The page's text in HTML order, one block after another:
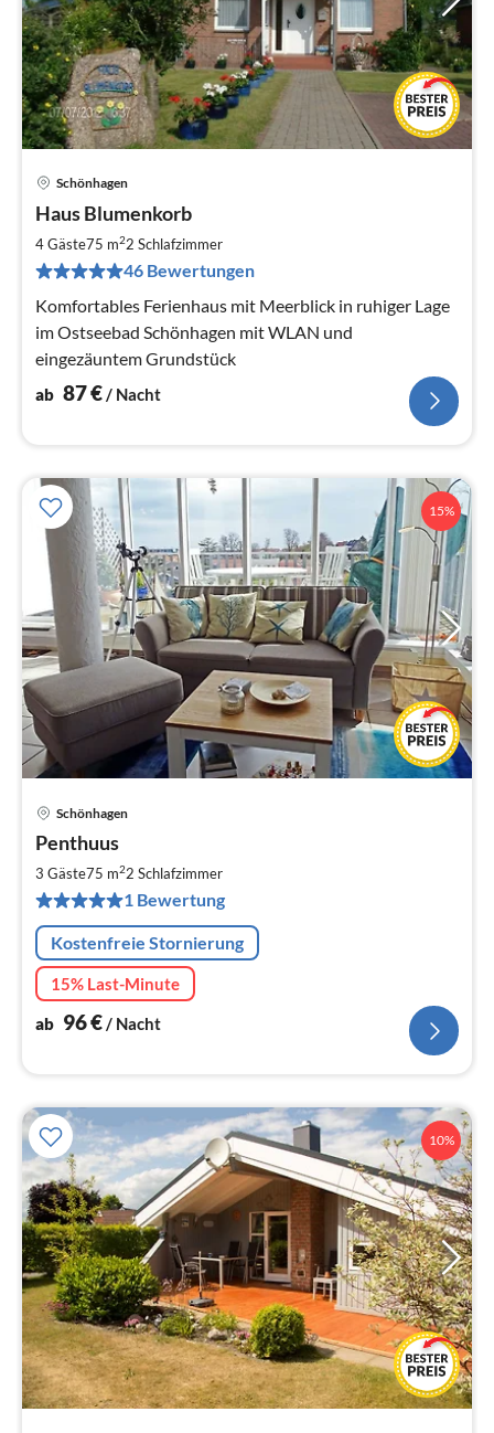
Schönhagen
Haus Blumenkorb
4 Gäste75 m22 Schlafzimmer
46 Bewertungen
Komfortables Ferienhaus mit Meerblick in ruhiger Lage
im Ostseebad Schönhagen mit WLAN und
eingezäuntem Grundstück
ab 87€/ Nacht
15%
Schönhagen
Penthuus
3 Gäste75 m22 Schlafzimmer
1 Bewertung
Kostenfreie Stornierung
15% Last-Minute
ab 96€/ Nacht
10%